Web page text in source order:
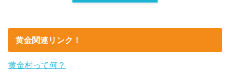
黄金関連リンク！
黄金村って何？